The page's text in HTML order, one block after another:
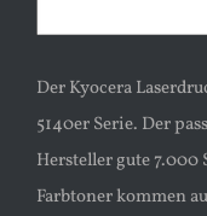
Der Kyocera
5140er Serie. Der
Hersteller gute 7.000
Farbtoner kommen